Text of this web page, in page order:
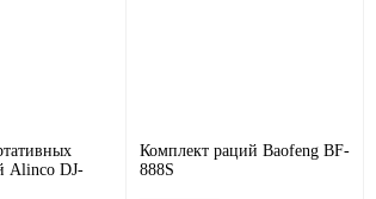
Alinco DJ-
Комплект раций Baofeng BF-
888S